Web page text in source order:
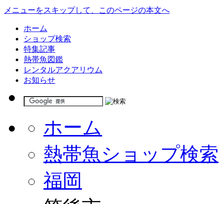
メニューをスキップして、このページの本文へ
ホーム
ショップ検索
特集記事
熱帯魚図鑑
レンタルアクアリウム
お知らせ
ホーム
熱帯魚ショップ検索
福岡